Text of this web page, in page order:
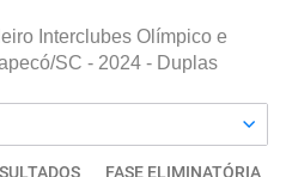
Interclubes Olímpico e
SC - 2024 - Duplas
FASE ELIMINATÓRIA